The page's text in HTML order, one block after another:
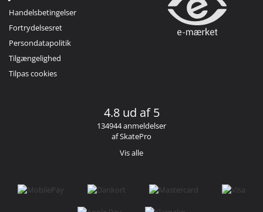
Handelsbetingelser
Fortrydelsesret
Persondatapolitik
Tilgængelighed
Tilpas cookies
4.8 ud af 5
134944 anmeldelser
af SkatePro
Vis alle